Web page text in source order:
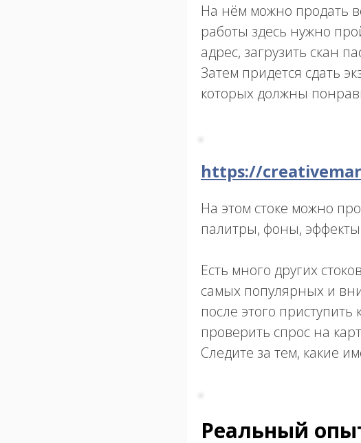
На нём можно продать
работы здесь нужно
адрес, загрузить скан
Затем придется сдать
которых должны
https://
На этом стоке можно
палитры, фоны,
Есть много других
самых популярных и
после этого
проверить спрос на
Следите за тем, какие
Реальный